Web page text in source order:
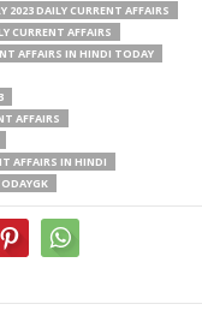
2023 DAILY CURRENT AFFAIRS
CURRENT AFFAIRS
AFFAIRS IN HINDI TODAY
AFFAIRS
AFFAIRS IN HINDI